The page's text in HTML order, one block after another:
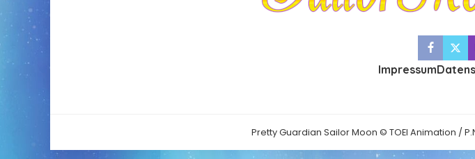
Impressum
Pretty Guardian Sailor Moon © TOEI Animation /